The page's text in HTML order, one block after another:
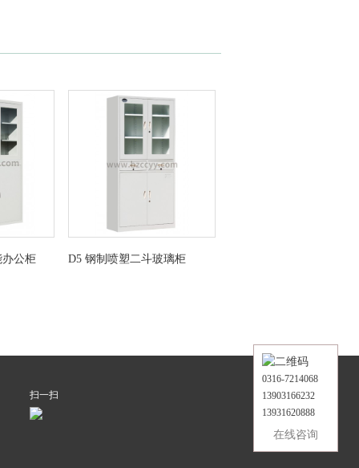
办公柜 D5 钢制喷塑二斗玻璃柜
扫一扫
0316-7214068
13903166232
13931620888
在线咨询